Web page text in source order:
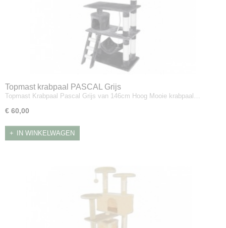
Topmast krabpaal PASCAL Grijs
Topmast Krabpaal Pascal Grijs van 146cm Hoog Mooie krabpaal…
€ 60,00
IN WINKELWAGEN